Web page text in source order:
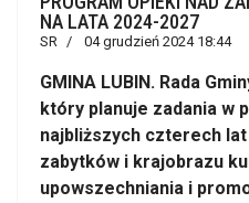
NA LATA 2024-2027
SR 04 grudzień 2024 18:44
GMINA LUBIN. Rada
który planuje zadania w
najbliższych czterech
zabytków i krajobrazu
upowszechniania i